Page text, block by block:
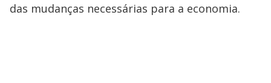
das mudanças necessárias para a economia.